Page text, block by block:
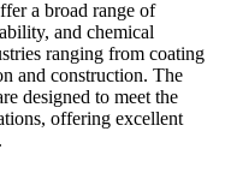
a broad range of
and chemical
ranging from coating
and construction. The
designed to meet the
offering excellent